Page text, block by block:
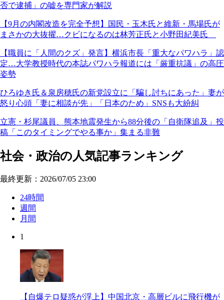
否で逮捕」の嘘を専門家が解説
【9月の内閣改造を完全予想】国民・玉木氏と維新・馬場氏が
まさかの大抜擢…クビになるのは林芳正氏と小野田紀美氏
【職員に「人間のクズ」発言】横浜市長「重大なパワハラ」認
定…大学教授時代の本誌パワハラ報道には「厳重抗議」の高圧
姿勢
ひろゆき氏＆泉房穂氏の新党設立に「騙し討ちにあった」妻が
怒り心頭「妻に相談が先」「日本のため」SNSも大紛糾
立憲・杉尾議員、熊本地震発生から88分後の「自衛隊追及」投
稿「このタイミングでやる事か」集まる非難
社会・政治の人気記事ランキング
最終更新：2026/07/05 23:00
24時間
週間
月間
1
【自爆テロ疑惑が浮上】中国北京・高層ビルに飛行機が